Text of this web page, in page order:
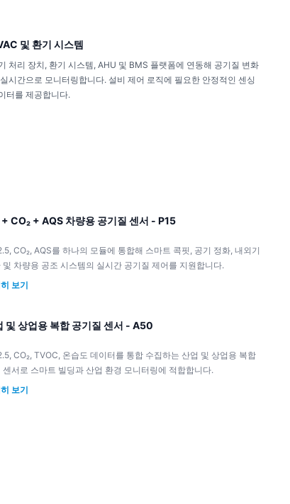
및 환기 시스템
처리 장치, 환기 시스템, AHU 및 BMS 플랫폼에 연동해 공기질 변화
시간으로 모니터링합니다. 설비 제어 로직에 필요한 안정적인 센싱
터를 제공합니다.
CO₂ + AQS 차량용 공기질 센서 - P15
CO₂, AQS를 하나의 모듈에 통합해 스마트 콕핏, 공기 정화, 내외기
및 차량용 공조 시스템의 실시간 공기질 제어를 지원합니다.
보기
및 상업용 복합 공기질 센서 - A50
CO₂, TVOC, 온습도 데이터를 통합 수집하는 산업 및 상업용 복합
센서로 스마트 빌딩과 산업 환경 모니터링에 적합합니다.
보기